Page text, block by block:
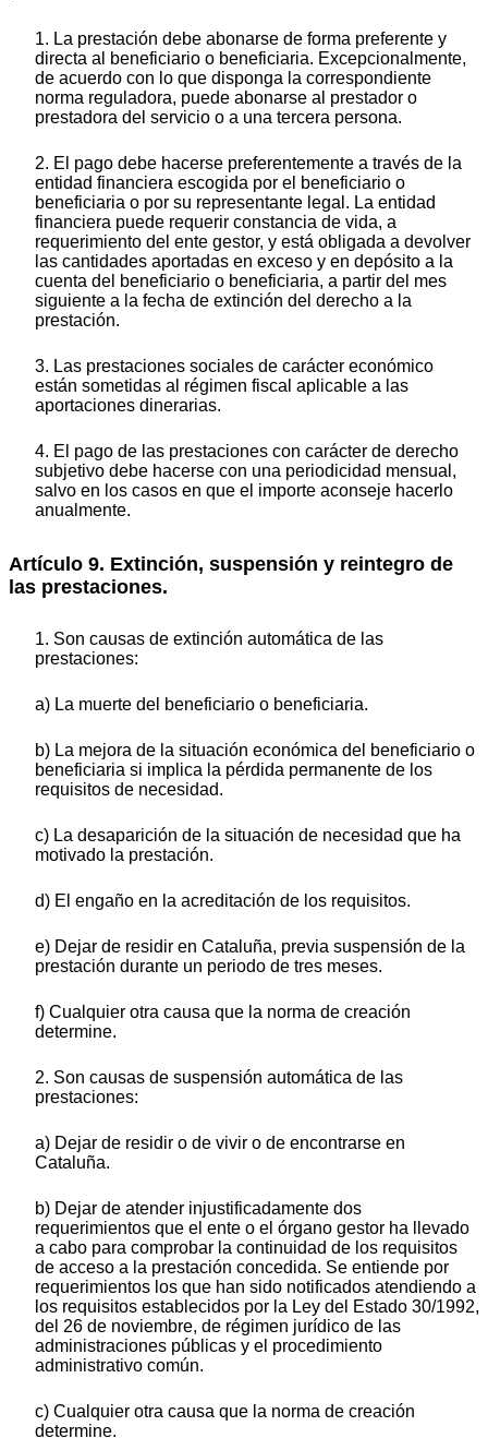
1. La prestación debe abonarse de forma preferente y
directa al beneficiario o beneficiaria. Excepcionalmente,
de acuerdo con lo que disponga la correspondiente
norma reguladora, puede abonarse al prestador o
prestadora del servicio o a una tercera persona.
2. El pago debe hacerse preferentemente a través de la
entidad financiera escogida por el beneficiario o
beneficiaria o por su representante legal. La entidad
financiera puede requerir constancia de vida, a
requerimiento del ente gestor, y está obligada a devolver
las cantidades aportadas en exceso y en depósito a la
cuenta del beneficiario o beneficiaria, a partir del mes
siguiente a la fecha de extinción del derecho a la
prestación.
3. Las prestaciones sociales de carácter económico
están sometidas al régimen fiscal aplicable a las
aportaciones dinerarias.
4. El pago de las prestaciones con carácter de derecho
subjetivo debe hacerse con una periodicidad mensual,
salvo en los casos en que el importe aconseje hacerlo
anualmente.
Artículo 9. Extinción, suspensión y reintegro de
las prestaciones.
1. Son causas de extinción automática de las
prestaciones:
a) La muerte del beneficiario o beneficiaria.
b) La mejora de la situación económica del beneficiario o
beneficiaria si implica la pérdida permanente de los
requisitos de necesidad.
c) La desaparición de la situación de necesidad que ha
motivado la prestación.
d) El engaño en la acreditación de los requisitos.
e) Dejar de residir en Cataluña, previa suspensión de la
prestación durante un periodo de tres meses.
f) Cualquier otra causa que la norma de creación
determine.
2. Son causas de suspensión automática de las
prestaciones:
a) Dejar de residir o de vivir o de encontrarse en
Cataluña.
b) Dejar de atender injustificadamente dos
requerimientos que el ente o el órgano gestor ha llevado
a cabo para comprobar la continuidad de los requisitos
de acceso a la prestación concedida. Se entiende por
requerimientos los que han sido notificados atendiendo a
los requisitos establecidos por la Ley del Estado 30/1992,
del 26 de noviembre, de régimen jurídico de las
administraciones públicas y el procedimiento
administrativo común.
c) Cualquier otra causa que la norma de creación
determine.